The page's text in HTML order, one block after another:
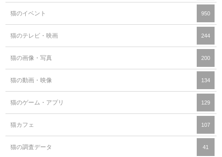
猫のイベント 950
猫のテレビ・映画 244
猫の画像・写真 200
猫の動画・映像 134
猫のゲーム・アプリ 129
猫カフェ 107
猫の調査データ 41